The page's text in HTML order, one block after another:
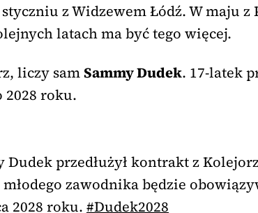
z Widzewem Łódź. W maju z
latach ma być tego więcej.
liczy samSammy Dudek. 17-latek
roku.
Dudek przedłużył kontrakt z
zawodnika będzie
2028 roku. #Dudek2028